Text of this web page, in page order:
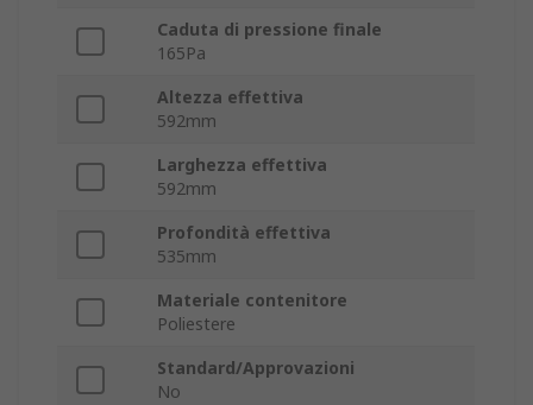
Caduta di pressione finale
165Pa
Altezza effettiva
592mm
Larghezza effettiva
592mm
Profondità effettiva
535mm
Materiale contenitore
Poliestere
Standard/Approvazioni
No